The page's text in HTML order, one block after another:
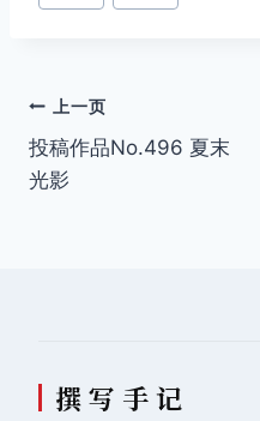
文
章
上一页
投稿作品No.496 夏末
光影
撰 写 手 记